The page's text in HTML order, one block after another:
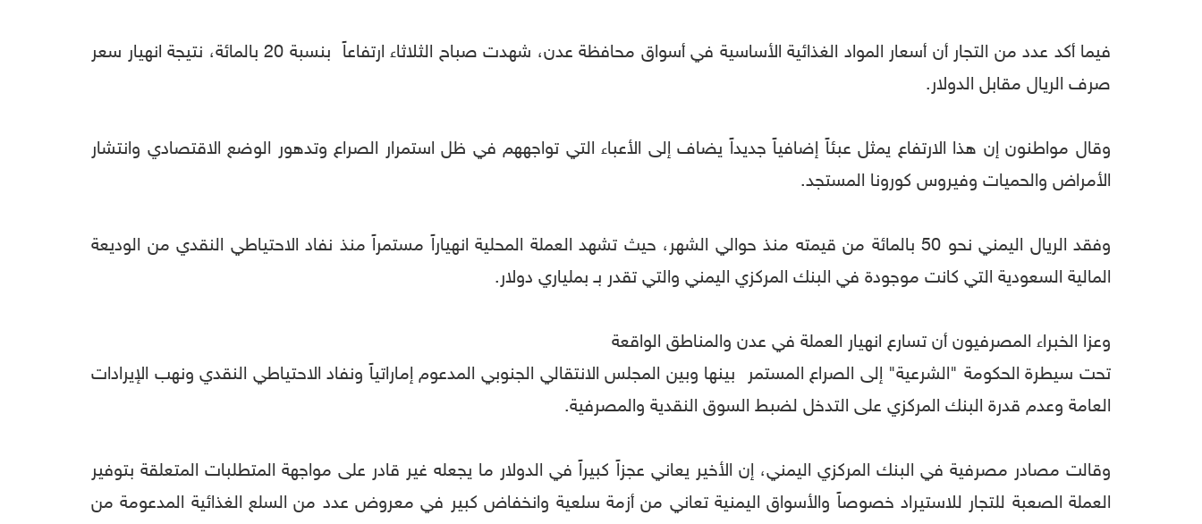
فيما أكد عدد من التجار أن أسعار المواد الغذائية الأساسية في أسواق محافظة عدن، شهدت صباح الثلاثاء ارتفاعاً بنسبة 20 بالمائة، نتيجة انهيار سعر
صرف الريال مقابل الدولار.
وقال مواطنون إن هذا الارتفاع يمثل عبئاً إضافياً جديداً يضاف إلى الأعباء التي تواجههم في ظل استمرار الصراع وتدهور الوضع الاقتصادي وانتشار
الأمراض والحميات وفيروس كورونا المستجد.
وفقد الريال اليمني نحو 50 بالمائة من قيمته منذ حوالي الشهر، حيث تشهد العملة المحلية انهياراً مستمراً منذ نفاد الاحتياطي النقدي من الوديعة
المالية السعودية التي كانت موجودة في البنك المركزي اليمني والتي تقدر بـ بملياري دولار.
وعزا الخبراء المصرفيون أن تسارع انهيار العملة في عدن والمناطق الواقعة
تحت سيطرة الحكومة "الشرعية" إلى الصراع المستمر بينها وبين المجلس الانتقالي الجنوبي المدعوم إماراتياً ونفاد الاحتياطي النقدي ونهب الإيرادات
العامة وعدم قدرة البنك المركزي على التدخل لضبط السوق النقدية والمصرفية.
وقالت مصادر مصرفية في البنك المركزي اليمني، إن الأخير يعاني عجزاً كبيراً في الدولار ما يجعله غير قادر على مواجهة المتطلبات المتعلقة بتوفير
العملة الصعبة للتجار للاستيراد خصوصاً والأسواق اليمنية تعاني من أزمة سلعية وانخفاض كبير في معروض عدد من السلع الغذائية المدعومة من